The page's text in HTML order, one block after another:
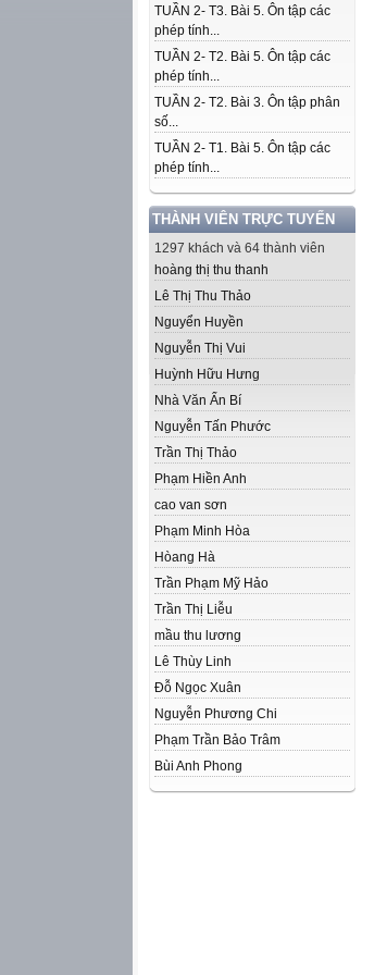
TUẦN 2- T3. Bài 5. Ôn tập các
phép tính...
TUẦN 2- T2. Bài 5. Ôn tập các
phép tính...
TUẦN 2- T2. Bài 3. Ôn tập phân
số...
TUẦN 2- T1. Bài 5. Ôn tập các
phép tính...
THÀNH VIÊN TRỰC TUYẾN
1297 khách và 64 thành viên
hoàng thị thu thanh
Lê Thị Thu Thảo
Nguyển Huyền
Nguyễn Thị Vui
Huỳnh Hữu Hưng
Nhà Văn Ẩn Bí
Nguyễn Tấn Phước
Trần Thị Thảo
Phạm Hiền Anh
cao van sơn
Phạm Minh Hòa
Hòang Hà
Trần Phạm Mỹ Hảo
Trần Thị Liễu
mầu thu lương
Lê Thùy Linh
Đỗ Ngọc Xuân
Nguyễn Phương Chi
Phạm Trần Bảo Trâm
Bùi Anh Phong